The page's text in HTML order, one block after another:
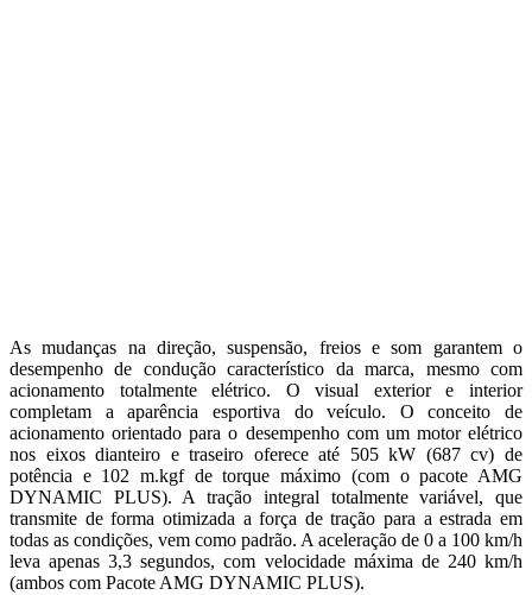
As mudanças na direção, suspensão, freios e som garantem o
desempenho de condução característico da marca, mesmo com
acionamento totalmente elétrico. O visual exterior e interior
completam a aparência esportiva do veículo. O conceito de
acionamento orientado para o desempenho com um motor elétrico
nos eixos dianteiro e traseiro oferece até 505 kW (687 cv) de
potência e 102 m.kgf de torque máximo (com o pacote AMG
DYNAMIC PLUS). A tração integral totalmente variável, que
transmite de forma otimizada a força de tração para a estrada em
todas as condições, vem como padrão. A aceleração de 0 a 100 km/h
leva apenas 3,3 segundos, com velocidade máxima de 240 km/h
(ambos com Pacote AMG DYNAMIC PLUS).